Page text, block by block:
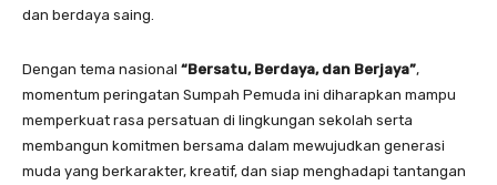
dan berdaya saing.
Dengan tema nasional “Bersatu, Berdaya, dan Berjaya”,
momentum peringatan Sumpah Pemuda ini diharapkan mampu
memperkuat rasa persatuan di lingkungan sekolah serta
membangun komitmen bersama dalam mewujudkan generasi
muda yang berkarakter, kreatif, dan siap menghadapi tantangan